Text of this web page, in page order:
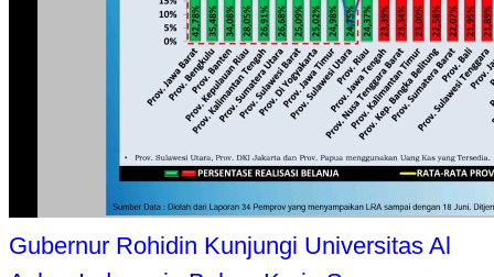
Gubernur Rohidin Kunjungi Universitas Al